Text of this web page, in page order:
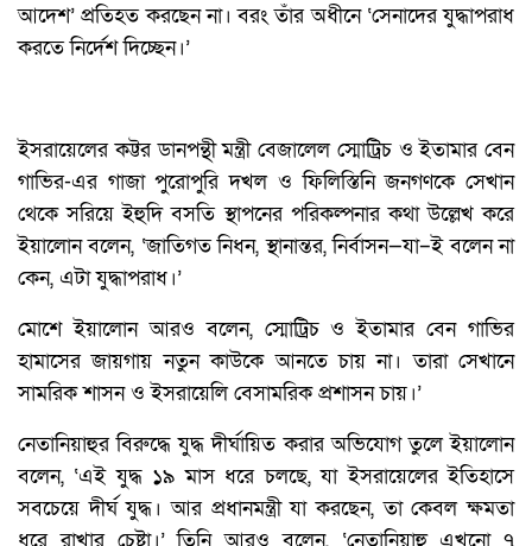
আদেশ’ প্রতিহত করছেন না। বরং তাঁর অধীনে ‘সেনাদের যুদ্ধাপরাধ
করতে নির্দেশ দিচ্ছেন।’
ইসরায়েলের কট্টর ডানপন্থী মন্ত্রী বেজালেল স্মোট্রিচ ও ইতামার বেন
গাভির-এর গাজা পুরোপুরি দখল ও ফিলিস্তিনি জনগণকে সেখান
থেকে সরিয়ে ইহুদি বসতি স্থাপনের পরিকল্পনার কথা উল্লেখ করে
ইয়ালোন বলেন, ‘জাতিগত নিধন, স্থানান্তর, নির্বাসন—যা–ই বলেন না
কেন, এটা যুদ্ধাপরাধ।’
মোশে ইয়ালোন আরও বলেন, স্মোট্রিচ ও ইতামার বেন গাভির
হামাসের জায়গায় নতুন কাউকে আনতে চায় না। তারা সেখানে
সামরিক শাসন ও ইসরায়েলি বেসামরিক প্রশাসন চায়।’
নেতানিয়াহুর বিরুদ্ধে যুদ্ধ দীর্ঘায়িত করার অভিযোগ তুলে ইয়ালোন
বলেন, ‘এই যুদ্ধ ১৯ মাস ধরে চলছে, যা ইসরায়েলের ইতিহাসে
সবচেয়ে দীর্ঘ যুদ্ধ। আর প্রধানমন্ত্রী যা করছেন, তা কেবল ক্ষমতা